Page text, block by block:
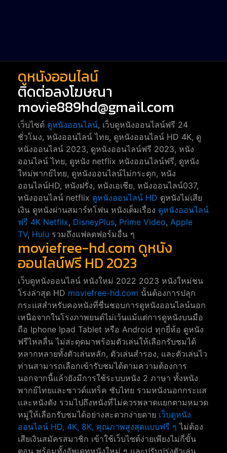
ดูหนังออนไลน์
ติดต่อลงโฆษณา
movie889hd@gmail.com
เว็บไซต์ ดูหนังออนไลน์, เว็บดูหนังออนไลน์ฟรี 24
ชั่วโมง, หนังออนไลน์ ไทย, ดูหนังออนไลน์ HD 4K, ดู
หนังออนไลน์ 2023, ดูหนังออนไลน์ฟรี 2023, หนัง
ออนไลน์ ไทย, ดูหนัง netflix หนังออนไลน์ฟรี, ดูหนัง
ใหม่พากย์ไทย, ดูหนังออนไลน์ไม่กระตุก, หนัง
ออนไลน์HD, หนังฝรั่ง, หนังเอเชีย, หนังออนไลน์037,
หนังออนไลน์ netflix ดูหนังออนไลน์ HD ดูหนังไม่เสีย
เงิน ดูหนังผ่านสมาร์ทโฟน หนังเต็มเรื่อง ดูหนังออนไลน์
ฟรี 4K Netfilx, DisneyPlus, Prime Video, Apple
TV, Hulu รวมถึงแฟลตฟอร์มอื่น ๆ
moviefree-hd.com ดูหนัง
ออนไลน์ฟรี HD 2023
เว็บดูหนังออนไลน์ หนังใหม่ 2022 2023 หนังใหม่ชน
โรงล่าสุด HD moviefree-hd.com นั้นต้องการปลุก
กระแสสำหรับคอหนังที่ชื่นชอบการดูหนังออนไลน์นอก
เหนือจากในโรงภาพยนต์ไม่เว้นแม้แต่การดูหนังบนมือ
ถือ Iphone Ipad Tablet หรือ Android ทุกยี่ห้อ ดูหนัง
ฟรีไหลลื่น ไม่สะดุดมาพร้อมตัวเล่นให้เลือกรับชมได้
หลากหลายทั้งตัวเล่นหลัก, ตัวเล่นสำรอง, และตัวเล่นไว
ท่านสามารถเลือกเข้ารับชมได้ตามความต้องการ
นอกจากนี้แล้วยังมีการใช้ระบบหนัง 2 ภาษา ทั้งหนัง
พากย์ไทยและซาวด์แทร็ค ซับไทย รวมหนังนอกกระแส
และหนังดัง รวมไปถึงหนังที่ไม่ควรพลาดแยกตามหมวด
หมู่ให้เลือกรับชมได้อย่างสะดวกง่ายดาย เว็บดูหนัง
ออนไลน์ HD, 4K, 8K, คุณภาพสูงสุดแบบฟรี ๆ ไม่ต้อง
เสียเงินสมัครสมาชิก เข้าใช้เว็บไซต์ง่ายเพียงไม่กี่ขั้น